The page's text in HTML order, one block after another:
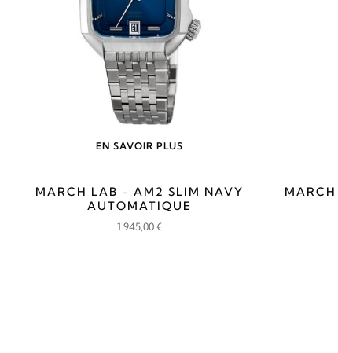
EN SAVOIR PLUS
MARCH LAB - AM2 SLIM NAVY
AUTOMATIQUE
1 945,00€